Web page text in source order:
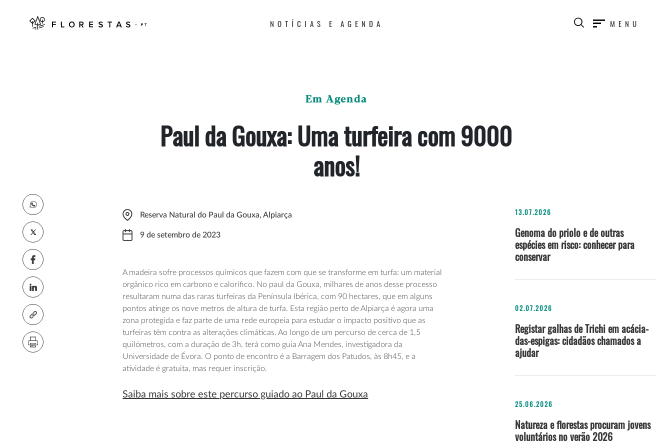
NOTÍCIAS E AGENDA MENU
Em Agenda
Paul da Gouxa: Uma turfeira com 9000
anos!
Reserva Natural do Paul da Gouxa, Alpiarça
9 de setembro de 2023
A madeira sofre processos químicos que fazem com que se transforme em turfa: um material
orgânico rico em carbono e calorífico. No paul da Gouxa, milhares de anos desse processo
resultaram numa das raras turfeiras da Península Ibérica, com 90 hectares, que em alguns
pontos atinge os nove metros de altura de turfa. Esta região perto de Alpiarça é agora uma
zona protegida e faz parte de uma rede europeia para estudar o impacto positivo que as
turfeiras têm contra as alterações climáticas. Ao longo de um percurso de cerca de 1,5
quilómetros, com a duração de 3h, terá como guia Ana Mendes, investigadora da
Universidade de Évora. O ponto de encontro é a Barragem dos Patudos, às 8h45, e a
atividade é gratuita, mas requer inscrição.
Saiba mais sobre este percurso guiado ao Paul da Gouxa
13.07.2026
Genoma do priolo e de outras
espécies em risco: conhecer para
conservar
02.07.2026
Registar galhas de Trichi em acácia-
das-espigas: cidadãos chamados a
ajudar
25.06.2026
Natureza e florestas procuram jovens
voluntários no verão 2026